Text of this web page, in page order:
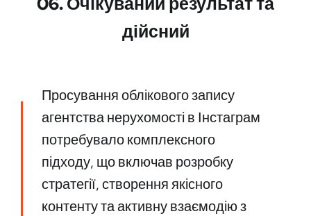
дійсний
Просування облікового запису
агентства нерухомості в Інстаграм
потребувало комплексного
підходу, що включав розробку
стратегії, створення якісного
контенту та активну взаємодію з